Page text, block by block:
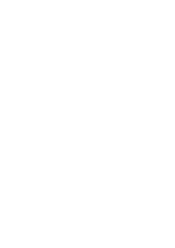
Twitter)
par email